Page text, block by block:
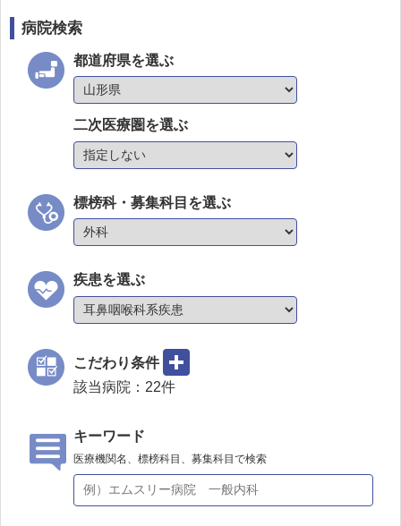
病院検索
都道府県を選ぶ
二次医療圏を選ぶ
標榜科・募集科目を選ぶ
疾患を選ぶ
こだわり条件
該当病院： 22件
キーワード
医療機関名、標榜科目、募集科目で検索